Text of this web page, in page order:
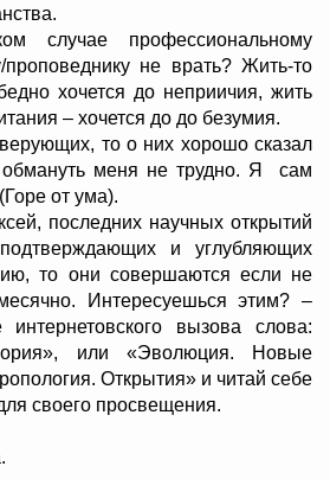
профессиональному
проповеднику не врать? Жить-то
хочется до неприичия, жить
– хочется до до безумия.
то о них хорошо сказал
меня не трудно. Я сам
от ума).
последних научных открытий
и углубляющих
то они совершаются если не
Интересуешься этим? –
вызова слова:
или «Эволюция. Новые
Открытия» и читай себе
своего просвещения.